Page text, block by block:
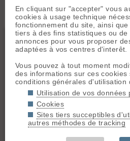
Massifs Tous
En cliquant sur "accepter" vous
cookies à usage technique
fonctionnement du site, ainsi
tiers à des fins statistiques ou
annonces pour vous proposer
adaptées à vos centres d'interêt.
Vous pouvez à tout moment
des informations sur ces cookies
conditions générales d'utilisation
Utilisation de vos données
Cookies
Sites tiers succeptibles
autres méthodes de tracking